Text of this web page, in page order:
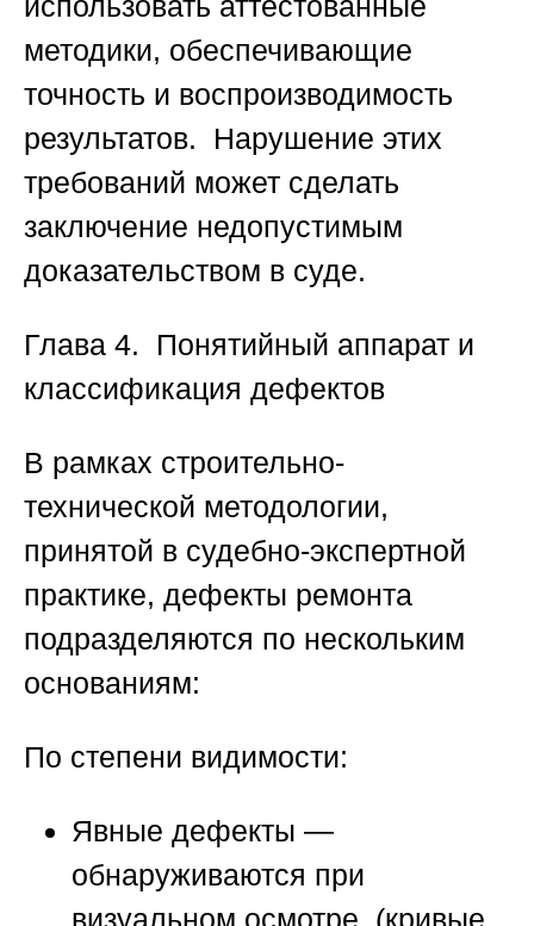
методики, обеспечивающие
точность и воспроизводимость
результатов. Нарушение этих
требований может сделать
заключение недопустимым
доказательством в суде.
Глава 4. Понятийный аппарат и
классификация дефектов
В рамках строительно-
технической методологии,
принятой в судебно-экспертной
практике, дефекты ремонта
подразделяются по нескольким
основаниям:
По степени видимости:
Явные дефекты —
обнаруживаются при
визуальном осмотре (кривые